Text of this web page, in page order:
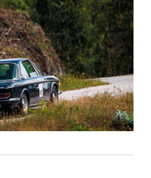
publicidade e de análise, com
na UE e em países terceiros.
internacionais de
apenas com o seu
tal se afigure estritamente
serviços a prestar.
de certo tipo de Cookies e
ter impacto na sua